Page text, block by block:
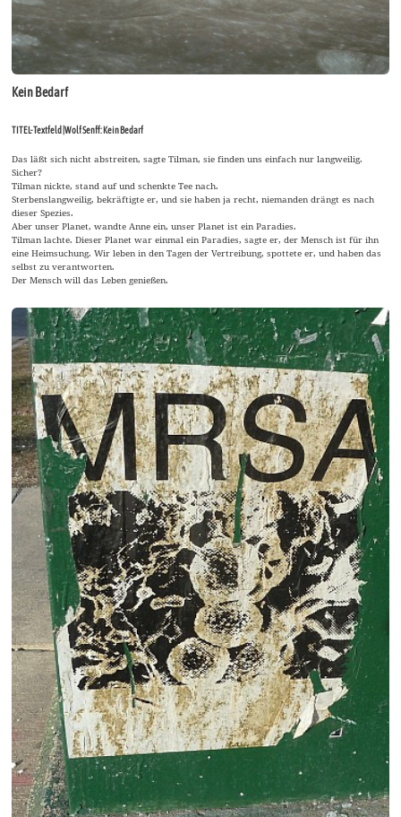
Kein Bedarf
TITEL-Textfeld |Wolf Senff: Kein Bedarf
Das läßt sich nicht abstreiten, sagte Tilman, sie finden uns einfach nur langweilig.
Sicher?
Tilman nickte, stand auf und schenkte Tee nach.
Sterbenslangweilig, bekräftigte er, und sie haben ja recht, niemanden drängt es nach
dieser Spezies.
Aber unser Planet, wandte Anne ein, unser Planet ist ein Paradies.
Tilman lachte. Dieser Planet war einmal ein Paradies, sagte er, der Mensch ist für ihn
eine Heimsuchung. Wir leben in den Tagen der Vertreibung, spottete er, und haben das
selbst zu verantworten.
Der Mensch will das Leben genießen.